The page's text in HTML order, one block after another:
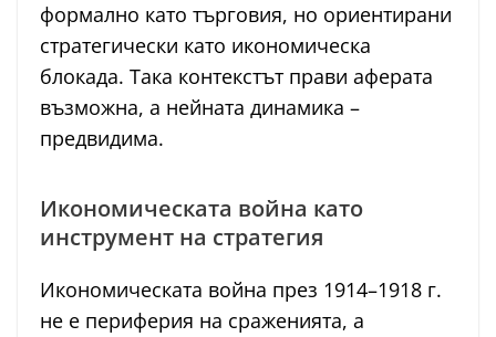
формално като търговия, но ориентирани
стратегически като икономическа
блокада. Така контекстът прави аферата
възможна, а нейната динамика –
предвидима.
Икономическата война като
инструмент на стратегия
Икономическата война през 1914–1918 г.
не е периферия на сраженията, а